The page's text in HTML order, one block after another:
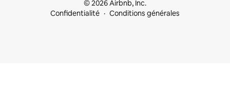
© 2026 Airbnb, Inc.
Confidentialité
Conditions générales